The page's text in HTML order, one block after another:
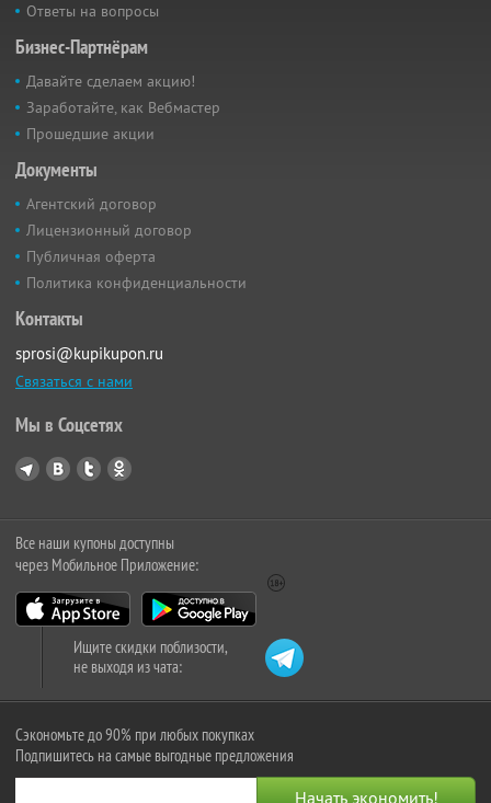
Ответы на вопросы
Бизнес-Партнёрам
Давайте сделаем акцию!
Заработайте, как Вебмастер
Прошедшие акции
Документы
Агентский договор
Лицензионный договор
Публичная оферта
Политика конфиденциальности
Контакты
sprosi@kupikupon.ru
Связаться с нами
Мы в Соцсетях
Все наши купоны доступны
через Мобильное Приложение:
Ищите скидки поблизости,
не выходя из чата:
Сэкономьте до 90% при любых покупках
Подпишитесь на самые выгодные предложения